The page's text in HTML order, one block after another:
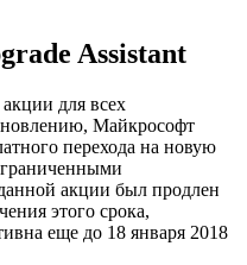
Assistant
для всех
Майкрософт
перехода на новую
акции был продлен
этого срока,
еще до 18 января 2018